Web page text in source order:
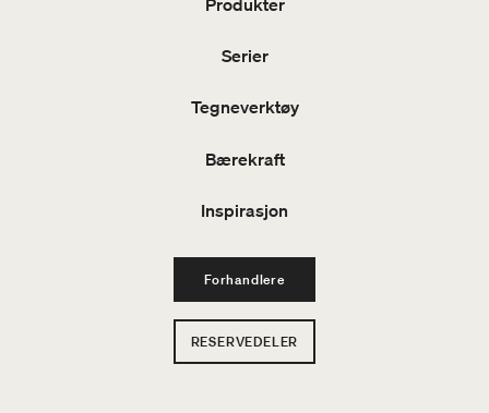
Produkter
Serier
Tegneverktøy
Bærekraft
Inspirasjon
Forhandlere
RESERVEDELER